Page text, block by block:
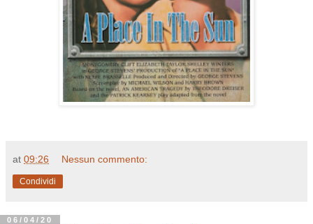
at 09:26 Nessun commento:
Condividi
06/04/20